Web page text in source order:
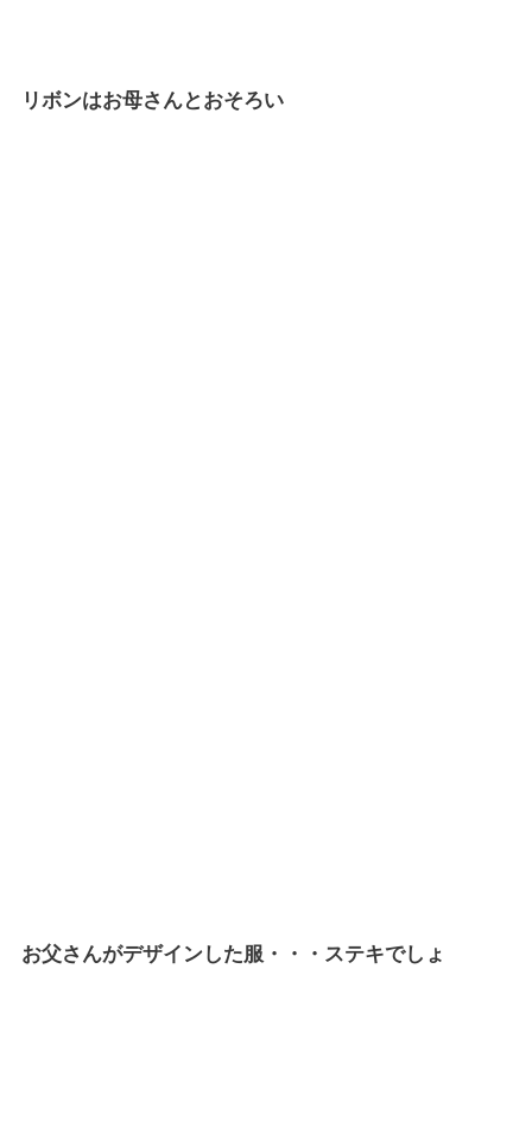
リボンはお母さんとおそろい
お父さんがデザインした服・・・ステキでしょ